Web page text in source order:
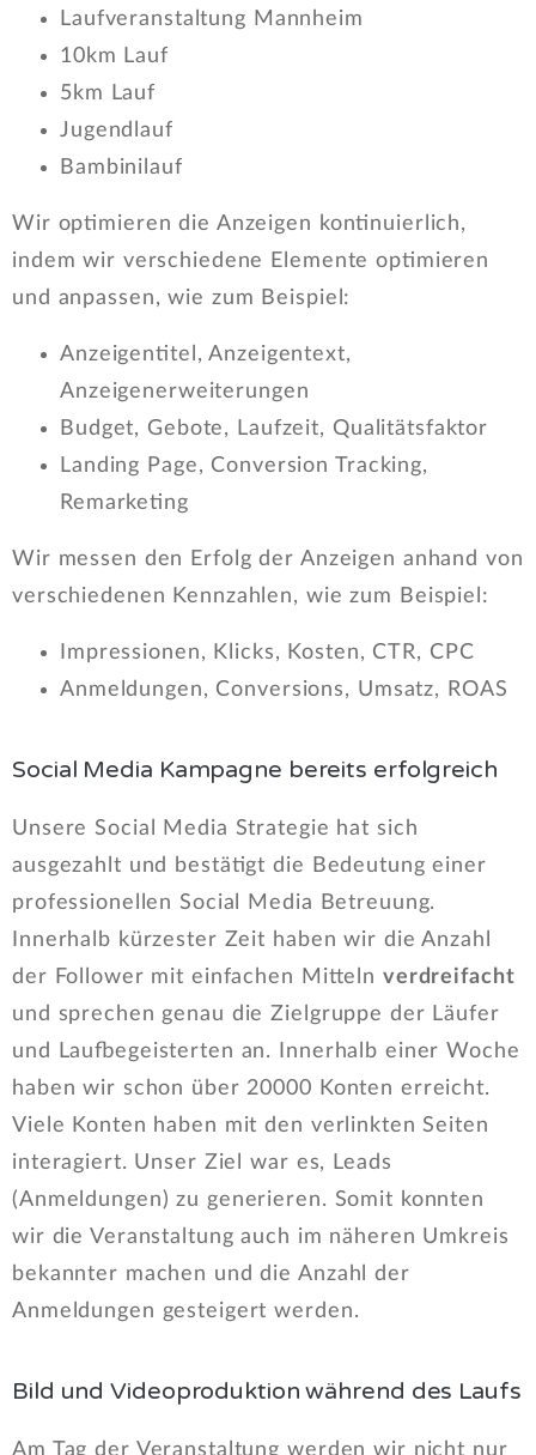
Laufveranstaltung Mannheim
10km Lauf
5km Lauf
Jugendlauf
Bambinilauf
Wir optimieren die Anzeigen kontinuierlich,
indem wir verschiedene Elemente optimieren
und anpassen, wie zum Beispiel:
Anzeigentitel, Anzeigentext,
Anzeigenerweiterungen
Budget, Gebote, Laufzeit, Qualitätsfaktor
Landing Page, Conversion Tracking,
Remarketing
Wir messen den Erfolg der Anzeigen anhand von
verschiedenen Kennzahlen, wie zum Beispiel:
Impressionen, Klicks, Kosten, CTR, CPC
Anmeldungen, Conversions, Umsatz, ROAS
Social Media Kampagne bereits erfolgreich
Unsere Social Media Strategie hat sich
ausgezahlt und bestätigt die Bedeutung einer
professionellen Social Media Betreuung.
Innerhalb kürzester Zeit haben wir die Anzahl
der Follower mit einfachen Mitteln verdreifacht
und sprechen genau die Zielgruppe der Läufer
und Laufbegeisterten an. Innerhalb einer Woche
haben wir schon über 20000 Konten erreicht.
Viele Konten haben mit den verlinkten Seiten
interagiert. Unser Ziel war es, Leads
(Anmeldungen) zu generieren. Somit konnten
wir die Veranstaltung auch im näheren Umkreis
bekannter machen und die Anzahl der
Anmeldungen gesteigert werden.
Bild und Videoproduktion während des Laufs
Am Tag der Veranstaltung werden wir nicht nur